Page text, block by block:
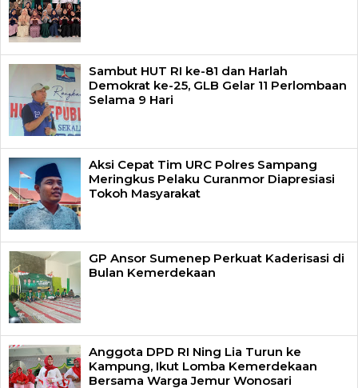
Sambut HUT RI ke-81 dan Harlah
Demokrat ke-25, GLB Gelar 11 Perlombaan
Selama 9 Hari
Aksi Cepat Tim URC Polres Sampang
Meringkus Pelaku Curanmor Diapresiasi
Tokoh Masyarakat
GP Ansor Sumenep Perkuat Kaderisasi di
Bulan Kemerdekaan
Anggota DPD RI Ning Lia Turun ke
Kampung, Ikut Lomba Kemerdekaan
Bersama Warga Jemur Wonosari